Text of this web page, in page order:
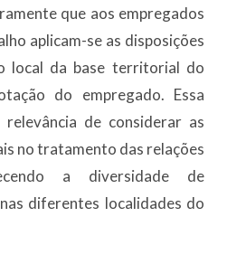
que aos empregados
aplicam-se as disposições
local da base territorial do
do empregado. Essa
de considerar as
no tratamento das relações
a diversidade de
diferentes localidades do